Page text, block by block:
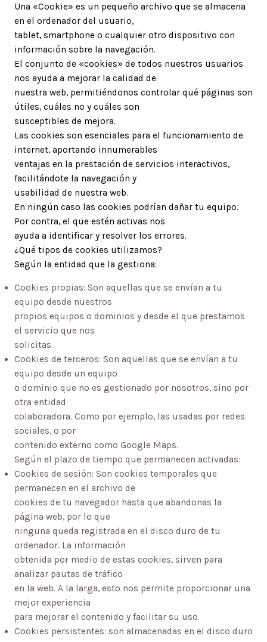
Una «Cookie» es un pequeño archivo que se almacena
en el ordenador del usuario,
tablet, smartphone o cualquier otro dispositivo con
información sobre la navegación.
El conjunto de «cookies» de todos nuestros usuarios
nos ayuda a mejorar la calidad de
nuestra web, permitiéndonos controlar qué páginas son
útiles, cuáles no y cuáles son
susceptibles de mejora.
Las cookies son esenciales para el funcionamiento de
internet, aportando innumerables
ventajas en la prestación de servicios interactivos,
facilitándote la navegación y
usabilidad de nuestra web.
En ningún caso las cookies podrían dañar tu equipo.
Por contra, el que estén activas nos
ayuda a identificar y resolver los errores.
¿Qué tipos de cookies utilizamos?
Según la entidad que la gestiona:
Cookies propias: Son aquellas que se envían a tu
equipo desde nuestros
propios equipos o dominios y desde el que prestamos
el servicio que nos
solicitas.
Cookies de terceros: Son aquellas que se envían a tu
equipo desde un equipo
o dominio que no es gestionado por nosotros, sino por
otra entidad
colaboradora. Como por ejemplo, las usadas por redes
sociales, o por
contenido externo como Google Maps.
Según el plazo de tiempo que permanecen activadas:
Cookies de sesión: Son cookies temporales que
permanecen en el archivo de
cookies de tu navegador hasta que abandonas la
página web, por lo que
ninguna queda registrada en el disco duro de tu
ordenador. La información
obtenida por medio de estas cookies, sirven para
analizar pautas de tráfico
en la web. A la larga, esto nos permite proporcionar una
mejor experiencia
para mejorar el contenido y facilitar su uso.
Cookies persistentes: son almacenadas en el disco duro